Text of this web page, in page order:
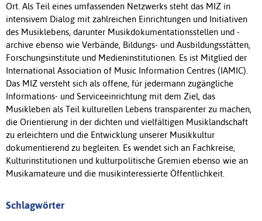
Ort. Als Teil eines umfassenden Netzwerks steht das MIZ in
intensivem Dialog mit zahlreichen Einrichtungen und Initiativen
des Musiklebens, darunter Musikdokumentationsstellen und -
archive ebenso wie Verbände, Bildungs- und Ausbildungsstätten,
Forschungsinstitute und Medieninstitutionen. Es ist Mitglied der
International Association of Music Information Centres (IAMIC).
Das MIZ versteht sich als offene, für jedermann zugängliche
Informations- und Serviceeinrichtung mit dem Ziel, das
Musikleben als Teil kulturellen Lebens transparenter zu machen,
die Orientierung in der dichten und vielfältigen Musiklandschaft
zu erleichtern und die Entwicklung unserer Musikkultur
dokumentierend zu begleiten. Es wendet sich an Fachkreise,
Kulturinstitutionen und kulturpolitische Gremien ebenso wie an
Musikamateure und die musikinteressierte Öffentlichkeit.
Schlagwörter